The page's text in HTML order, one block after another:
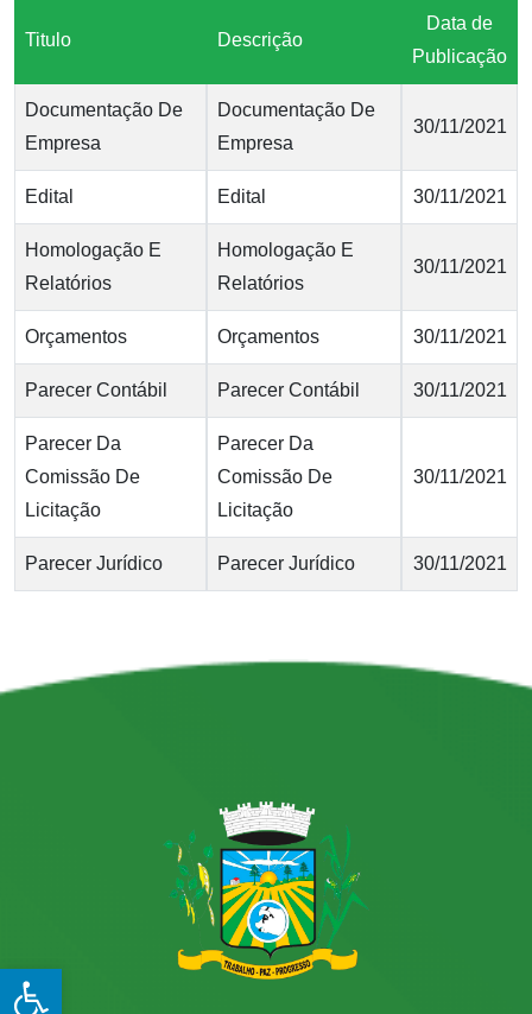
Open toolbar
Titulo Descrição
Data de
Publicação
Documentação De
Empresa
Documentação De
Empresa
30/11/2021
Edital Edital 30/11/2021
Homologação E
Relatórios
Homologação E
Relatórios
30/11/2021
Orçamentos Orçamentos 30/11/2021
Parecer Contábil Parecer Contábil 30/11/2021
Parecer Da
Comissão De
Licitação
Parecer Da
Comissão De
Licitação
30/11/2021
Parecer Jurídico Parecer Jurídico 30/11/2021